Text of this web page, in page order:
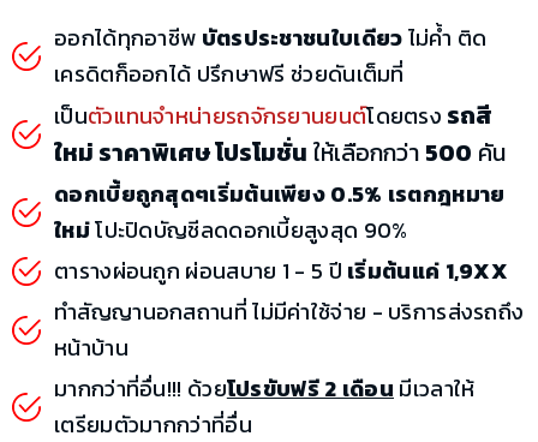
ออกได้ทุกอาชีพ บัตรประชาชนใบเดียวไม่ค้ำ ติด
เครดิตก็ออกได้ ปรึกษาฟรี ช่วยดันเต็มที่
เป็นตัวแทนจำหน่ายรถจักรยานยนต์โดยตรง รถสี
ใหม่ ราคาพิเศษ โปรโมชั่น ให้เลือกกว่า 500 คัน
ดอกเบี้ยถูกสุดๆเริ่มต้นเพียง 0.5% เรตกฎหมาย
ใหม่โปะปิดบัญชีลดดอกเบี้ยสูงสุด 90%
ตารางผ่อนถูก ผ่อนสบาย 1 - 5 ปี เริ่มต้นแค่ 1,9XX
ทำสัญญานอกสถานที่ ไม่มีค่าใช้จ่าย - บริการส่งรถถึง
หน้าบ้าน
มากกว่าที่อื่น!!! ด้วยโปรขับฟรี 2 เดือน มีเวลาให้
เตรียมตัวมากกว่าที่อื่น